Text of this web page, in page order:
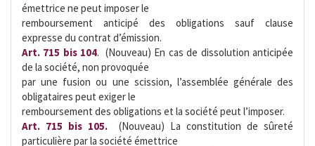
émettrice ne peut imposer le
remboursement anticipé des obligations sauf clause
expresse du contrat d’émission.
Art. 715 bis 104.  (Nouveau) En cas de dissolution anticipée
de la société, non provoquée
par une fusion ou une scission, l’assemblée générale des
obligataires peut exiger le
remboursement des obligations et la société peut l’imposer.
Art. 715 bis 105.  (Nouveau) La constitution de sûreté
particulière par la société émettrice